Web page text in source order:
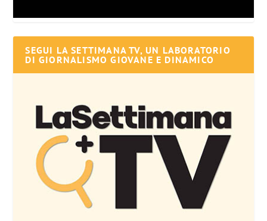
SEGUI LA SETTIMANA TV, UN LABORATORIO
DI GIORNALISMO GIOVANE E DINAMICO